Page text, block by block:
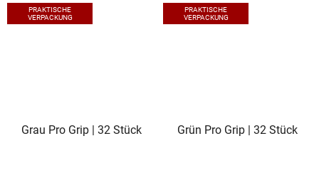
PRAKTISCHE
VERPACKUNG
Grau Pro Grip | 32 Stück
PRAKTISCHE
VERPACKUNG
Grün Pro Grip | 32 Stück